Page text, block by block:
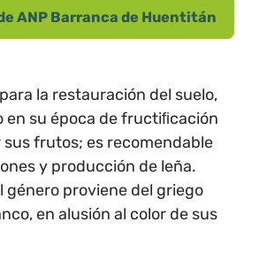
ANP Barranca de Huentitán
la restauración del suelo,
en su época de fructiﬁcación
frutos; es recomendable
y producción de leña.
género proviene del griego
en alusión al color de sus